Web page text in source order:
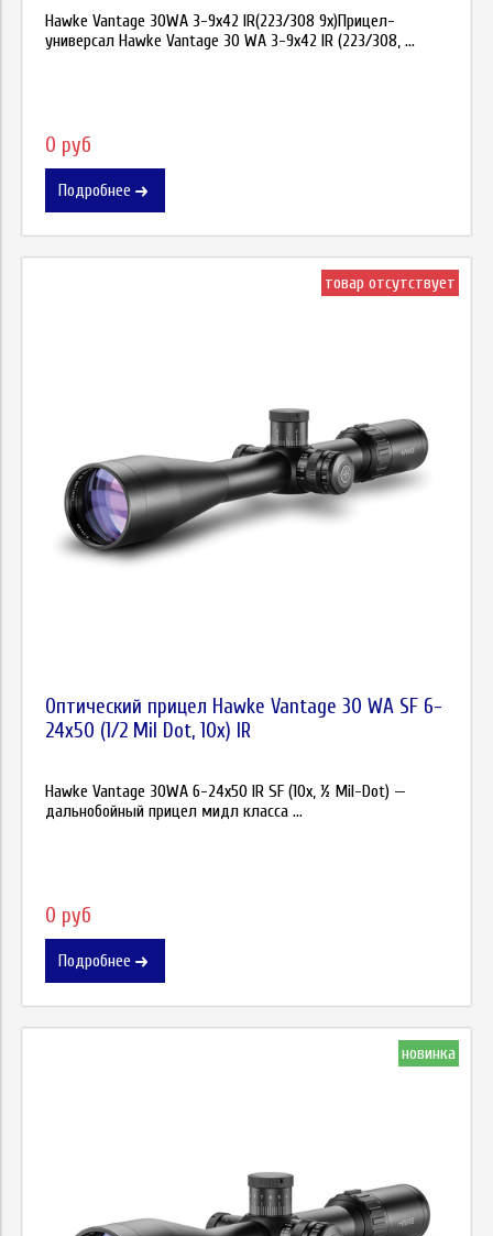
Hawke Vantage 30WA 3-9х42 IR(223/308 9x)Прицел-
универсал Hawke Vantage 30 WA 3-9х42 IR (223/308, ...
0 руб
Подробнее
товар отсутствует
Оптический прицел Hawke Vantage 30 WA SF 6-
24x50 (1/2 Mil Dot, 10x) IR
Hawke Vantage 30WA 6-24x50 IR SF (10x, ½ Mil-Dot) —
дальнобойный прицел мидл класса ...
0 руб
Подробнее
новинка